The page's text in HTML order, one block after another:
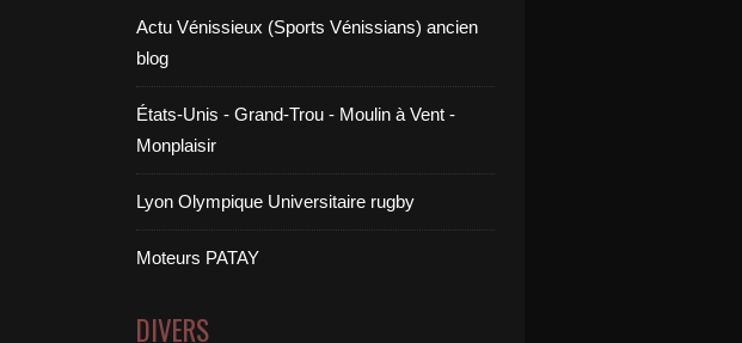
Actu Vénissieux (Sports Vénissians) ancien
blog
États-Unis - Grand-Trou - Moulin à Vent -
Monplaisir
Lyon Olympique Universitaire rugby
Moteurs PATAY
DIVERS